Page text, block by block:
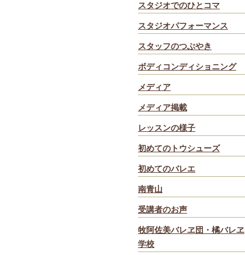
スタジオでのひとコマ
スタジオパフォーマンス
スタッフのつぶやき
ボディコンディショニング
メディア
メディア掲載
レッスンの様子
初めてのトウシューズ
初めてのバレエ
南青山
受講者のお声
牧阿佐美バレヱ団・橘バレヱ
学校